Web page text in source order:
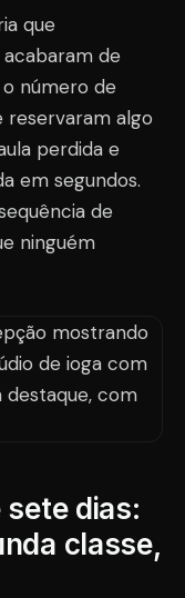
que
de
número de
reservaram algo
perdida e
em segundos.
de
ninguém
dias:
classe,